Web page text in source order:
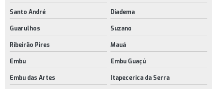
Santo André Diadema
Guarulhos Suzano
Ribeirão Pires Mauá
Embu Embu Guaçú
Embu das Artes Itapecerica da Serra